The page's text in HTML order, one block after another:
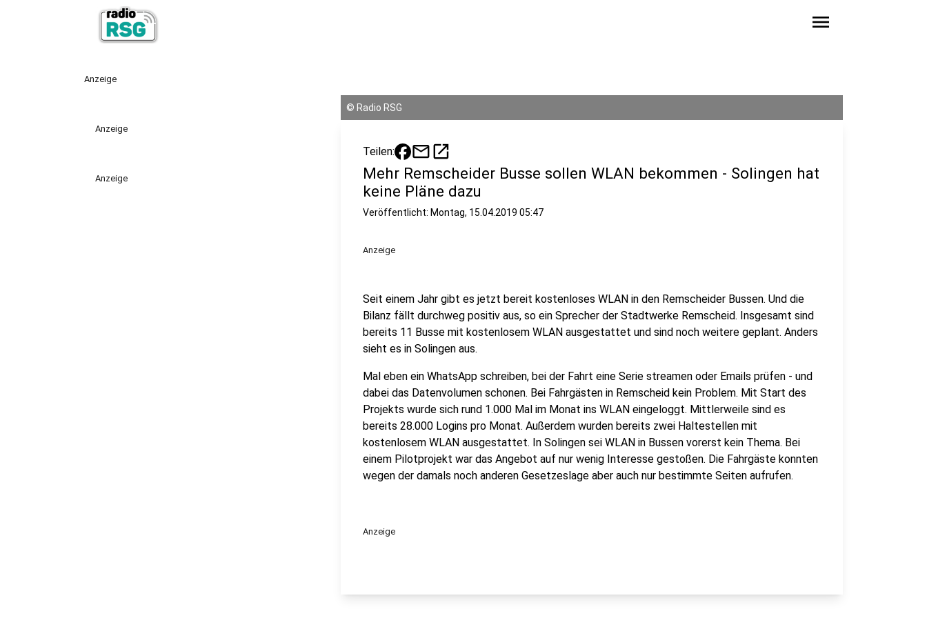
menu
Anzeige
Anzeige
Anzeige
© Radio RSG
Teilen: mailopen_in_new
Mehr Remscheider Busse sollen WLAN bekommen - Solingen hat
keine Pläne dazu
Veröffentlicht: Montag, 15.04.2019 05:47
Anzeige
Seit einem Jahr gibt es jetzt bereit kostenloses WLAN in den Remscheider Bussen. Und die
Bilanz fällt durchweg positiv aus, so ein Sprecher der Stadtwerke Remscheid. Insgesamt sind
bereits 11 Busse mit kostenlosem WLAN ausgestattet und sind noch weitere geplant. Anders
sieht es in Solingen aus.
Mal eben ein WhatsApp schreiben, bei der Fahrt eine Serie streamen oder Emails prüfen - und
dabei das Datenvolumen schonen. Bei Fahrgästen in Remscheid kein Problem. Mit Start des
Projekts wurde sich rund 1.000 Mal im Monat ins WLAN eingeloggt. Mittlerweile sind es
bereits 28.000 Logins pro Monat. Außerdem wurden bereits zwei Haltestellen mit
kostenlosem WLAN ausgestattet. In Solingen sei WLAN in Bussen vorerst kein Thema. Bei
einem Pilotprojekt war das Angebot auf nur wenig Interesse gestoßen. Die Fahrgäste konnten
wegen der damals noch anderen Gesetzeslage aber auch nur bestimmte Seiten aufrufen.
Anzeige